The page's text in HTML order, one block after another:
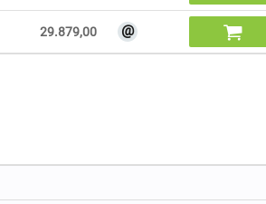
29.879,00 @ 